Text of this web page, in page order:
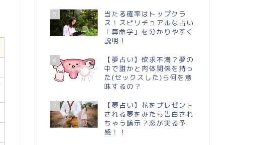
5
当たる確率はトップクラ
ス！スピリチュアルな占い
「算命学」を分かりやすく
説明！
6
【夢占い】欲求不満？夢の
中で誰かと肉体関係を持っ
た(セックスした)ら何を意
味するの？
7
【夢占い】花をプレゼント
される夢をみたら告白され
ちゃう暗示？恋が実る予
感！！